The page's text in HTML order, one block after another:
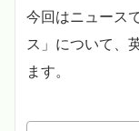
今回はニュース
ス」について、
ます。